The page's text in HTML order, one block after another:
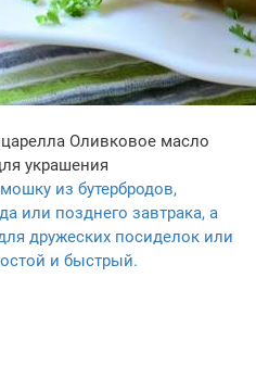
Оливковое масло
украшения
из бутербродов,
или позднего завтрака, а
дружеских посиделок или
и быстрый.